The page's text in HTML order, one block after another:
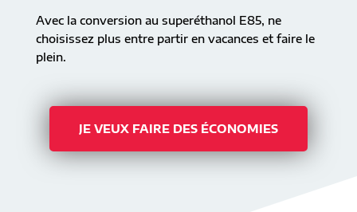
Avec la conversion au superéthanol E85, ne
choisissez plus entre partir en vacances et faire le
plein.
JE VEUX FAIRE DES ÉCONOMIES